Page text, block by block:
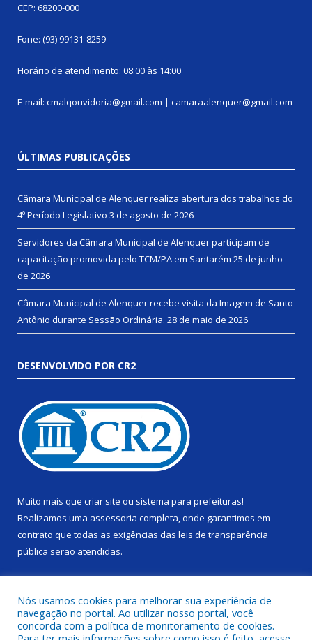
CEP: 68200-000
Fone: (93) 99131-8259
Horário de atendimento: 08:00 às 14:00
E-mail: cmalqouvidoria@gmail.com | camaraalenquer@gmail.com
ÚLTIMAS PUBLICAÇÕES
Câmara Municipal de Alenquer realiza abertura dos trabalhos do
4º Período Legislativo 3 de agosto de 2026
Servidores da Câmara Municipal de Alenquer participam de
capacitação promovida pelo TCM/PA em Santarém 25 de junho
de 2026
Câmara Municipal de Alenquer recebe visita da Imagem de Santo
Antônio durante Sessão Ordinária. 28 de maio de 2026
DESENVOLVIDO POR CR2
Muito mais que criar site ou sistema para prefeituras!
Realizamos uma assessoria completa, onde garantimos em
contrato que todas as exigências das leis de transparência
pública serão atendidas.
Nós usamos cookies para melhorar sua experiência de
navegação no portal. Ao utilizar nosso portal, você
concorda com a política de monitoramento de cookies.